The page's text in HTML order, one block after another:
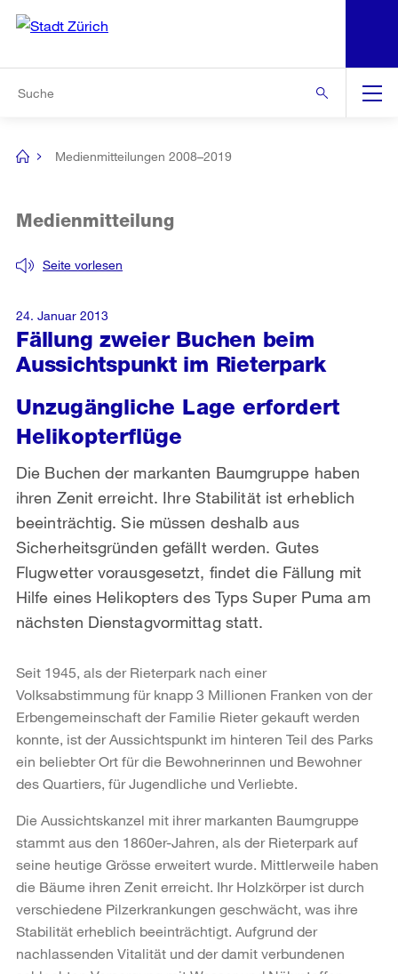
Navigation
[no
Medienmitteilungen 2008–2019
Fällung zweier Buchen beim
Aussichtspunkt im Rieterpark
Seite vorlesen
Medienmitteilung
Unzugängliche Lage erfordert
Helikopterflüge
Die Buchen der markanten Baumgruppe haben
ihren Zenit erreicht. Ihre Stabilität ist erheblich
beeinträchtig. Sie müssen deshalb aus
Sicherheitsgründen gefällt werden. Gutes
Flugwetter vorausgesetzt, findet die Fällung mit
Hilfe eines Helikopters des Typs Super Puma am
nächsten Dienstagvormittag statt.
24. Januar 2013
Seit 1945, als der Rieterpark nach einer
Volksabstimmung für knapp 3 Millionen Franken von der
Erbengemeinschaft der Familie Rieter gekauft werden
konnte, ist der Aussichtspunkt im hinteren Teil des Parks
ein beliebter Ort für die Bewohnerinnen und Bewohner
des Quartiers, für Jugendliche und Verliebte.
Die Aussichtskanzel mit ihrer markanten Baumgruppe
stammt aus den 1860er-Jahren, als der Rieterpark auf
seine heutige Grösse erweitert wurde. Mittlerweile haben
die Bäume ihren Zenit erreicht. Ihr Holzkörper ist durch
verschiedene Pilzerkrankungen geschwächt, was ihre
Stabilität erheblich beeinträchtigt. Aufgrund der
nachlassenden Vitalität und der damit verbundenen